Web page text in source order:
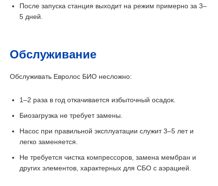
После запуска станция выходит на режим примерно за 3–
5 дней.
Обслуживание
Обслуживать Евролос БИО несложно:
1–2 раза в год откачивается избыточный осадок.
Биозагрузка не требует замены.
Насос при правильной эксплуатации служит 3–5 лет и
легко заменяется.
Не требуется чистка компрессоров, замена мембран и
других элементов, характерных для СБО с аэрацией.